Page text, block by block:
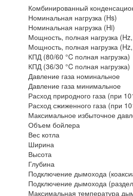
Комбинированный
Номинальная нагрузка (Hs)
Номинальная нагрузка (Hi)
Мощность, полная нагрузка
Мощность, полная нагрузка
КПД (80/60 °C полная нагрузка)
КПД (36/30 °C полная нагрузка)
Давление газа номинальное
Давление газа минимальное
Расход природного газа (при
Расход сжиженного газа (при
Максимальное избыточное
Объем бойлера
Вес котла
Ширина
Высота
Глубина
Подключение дымохода
Подключение дымохода
Максимальная температура